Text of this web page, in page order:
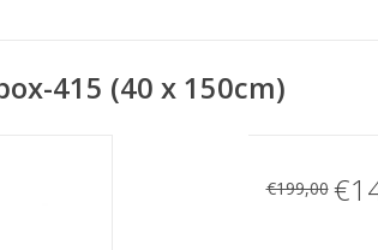
415 (40 x 150cm)
€199,00